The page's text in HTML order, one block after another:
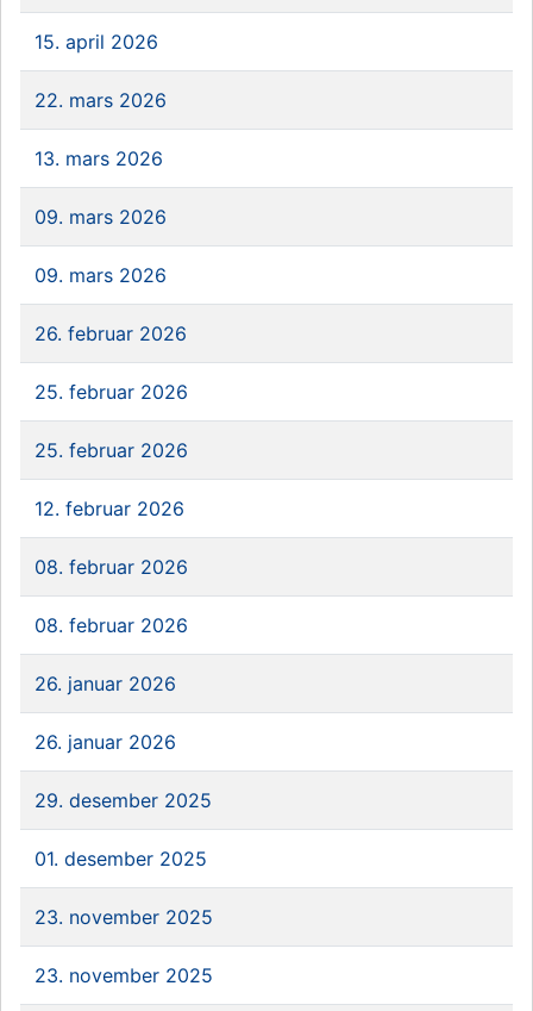
15. april 2026
22. mars 2026
13. mars 2026
09. mars 2026
09. mars 2026
26. februar 2026
25. februar 2026
25. februar 2026
12. februar 2026
08. februar 2026
08. februar 2026
26. januar 2026
26. januar 2026
29. desember 2025
01. desember 2025
23. november 2025
23. november 2025